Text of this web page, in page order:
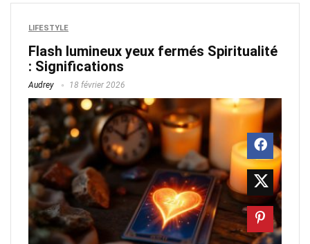
LIFESTYLE
Flash lumineux yeux fermés Spiritualité
: Significations
Audrey 18 février 2026